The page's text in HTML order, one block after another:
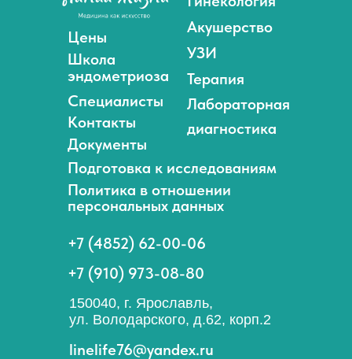
150040, г. Ярославль,
ул. Володарского, д.62, корп.2
Акушерство
УЗИ
Терапия
Лабораторная
диагностика
Школа
эндометриоза
Специалисты
Контакты
Документы
+7 (4852) 62-00-06
linelife76@yandex.ru
+7 (910) 973-08-80
Политика в отношении
персональных данных
Подготовка к исследованиям
Цены